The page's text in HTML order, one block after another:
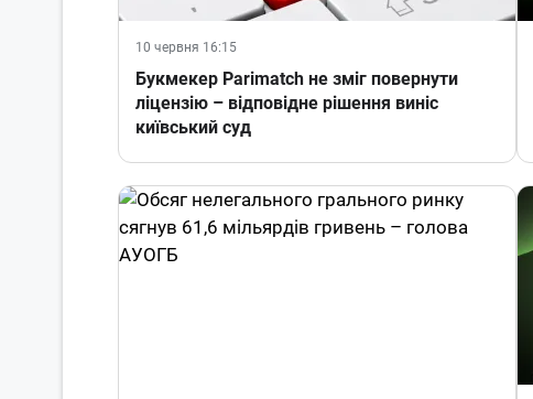
10 червня 16:15
Букмекер Parimatch не зміг повернути
ліцензію – відповідне рішення виніс
київський суд